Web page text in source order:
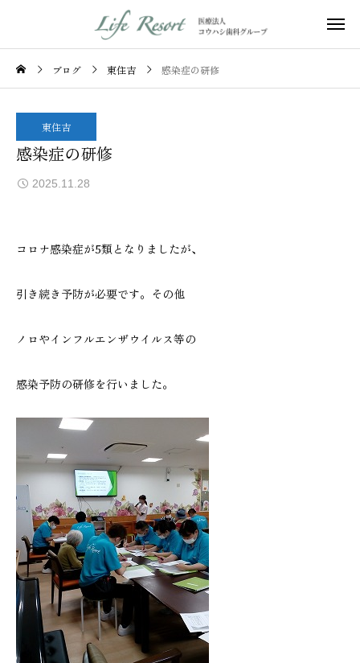
ブログ 東住吉 感染症の研修
東住吉
感染症の研修
2025.11.28
コロナ感染症が5類となりましたが、
引き続き予防が必要です。その他
ノロやインフルエンザウイルス等の
感染予防の研修を行いました。